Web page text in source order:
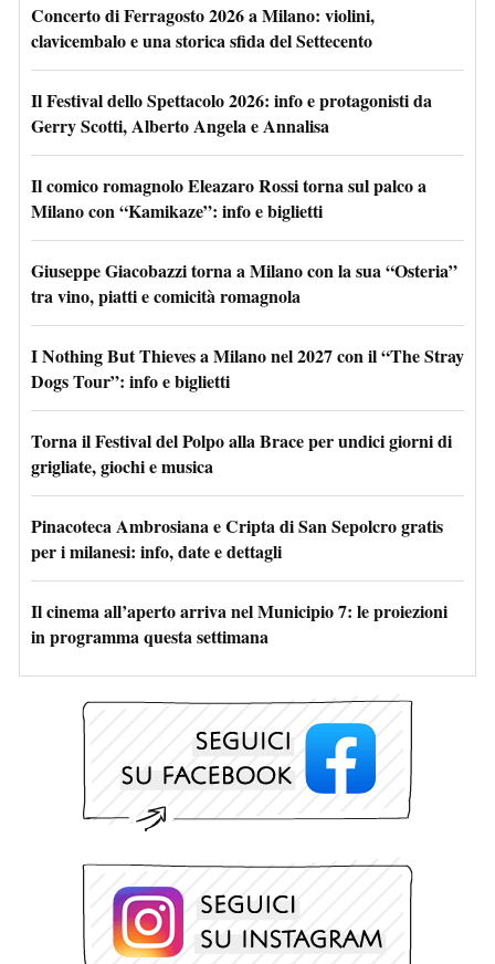
Concerto di Ferragosto 2026 a Milano: violini,
clavicembalo e una storica sfida del Settecento
Il Festival dello Spettacolo 2026: info e protagonisti da
Gerry Scotti, Alberto Angela e Annalisa
Il comico romagnolo Eleazaro Rossi torna sul palco a
Milano con “Kamikaze”: info e biglietti
Giuseppe Giacobazzi torna a Milano con la sua “Osteria”
tra vino, piatti e comicità romagnola
I Nothing But Thieves a Milano nel 2027 con il “The Stray
Dogs Tour”: info e biglietti
Torna il Festival del Polpo alla Brace per undici giorni di
grigliate, giochi e musica
Pinacoteca Ambrosiana e Cripta di San Sepolcro gratis
per i milanesi: info, date e dettagli
Il cinema all’aperto arriva nel Municipio 7: le proiezioni
in programma questa settimana